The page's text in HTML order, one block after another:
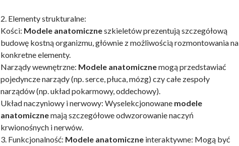
2. Elementy strukturalne:
Kości: Modele anatomiczneszkieletów prezentują szczegółową
budowę kostną organizmu, głównie z możliwością rozmontowania na
konkretne elementy.
Narządy wewnętrzne: Modele anatomicznemogą przedstawiać
pojedyncze narządy (np. serce, płuca, mózg) czy całe zespoły
narządów (np. układ pokarmowy, oddechowy).
Układ naczyniowy i nerwowy: Wyselekcjonowane modele
anatomicznemają szczegółowe odwzorowanie naczyń
krwionośnych i nerwów.
3. Funkcjonalność: Modele anatomiczne interaktywne: Mogą być